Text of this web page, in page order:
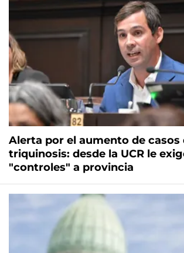
Alerta por el aumento de casos
triquinosis: desde la UCR le
"controles" a provincia